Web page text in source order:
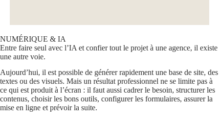
NUMÉRIQUE & IA
Entre faire seul avec l’IA et confier tout le projet à une agence, il existe
une autre voie.
Aujourd’hui, il est possible de générer rapidement une base de site, des
textes ou des visuels. Mais un résultat professionnel ne se limite pas à
ce qui est produit à l’écran : il faut aussi cadrer le besoin, structurer les
contenus, choisir les bons outils, configurer les formulaires, assurer la
mise en ligne et prévoir la suite.